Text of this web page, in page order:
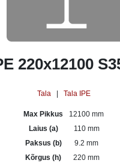
220x12100
Tala| Tala IPE
Max Pikkus
12100 mm
Laius (a)
110 mm
Paksus (b)
9.2 mm
Kõrgus (h)
220 mm